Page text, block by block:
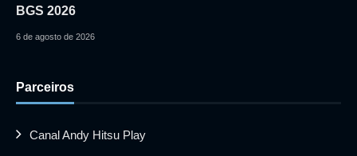
BGS 2026
6 de agosto de 2026
Parceiros
Canal Andy Hitsu Play